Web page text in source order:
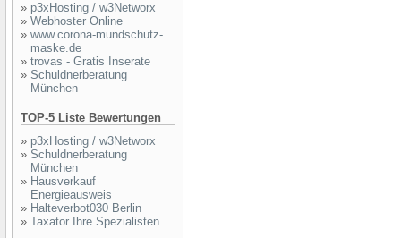
» p3xHosting / w3Networx
» Webhoster Online
» www.corona-mundschutz-
maske.de
» trovas - Gratis Inserate
» Schuldnerberatung
München
TOP-5 Liste Bewertungen
» p3xHosting / w3Networx
» Schuldnerberatung
München
» Hausverkauf
Energieausweis
» Halteverbot030 Berlin
» Taxator Ihre Spezialisten